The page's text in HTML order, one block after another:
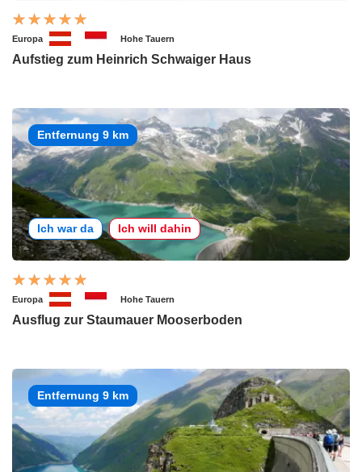
Europa Hohe Tauern
Aufstieg zum Heinrich Schwaiger Haus
Entfernung 9 km
Ich war da Ich will dahin
Europa Hohe Tauern
Ausflug zur Staumauer Mooserboden
Entfernung 9 km